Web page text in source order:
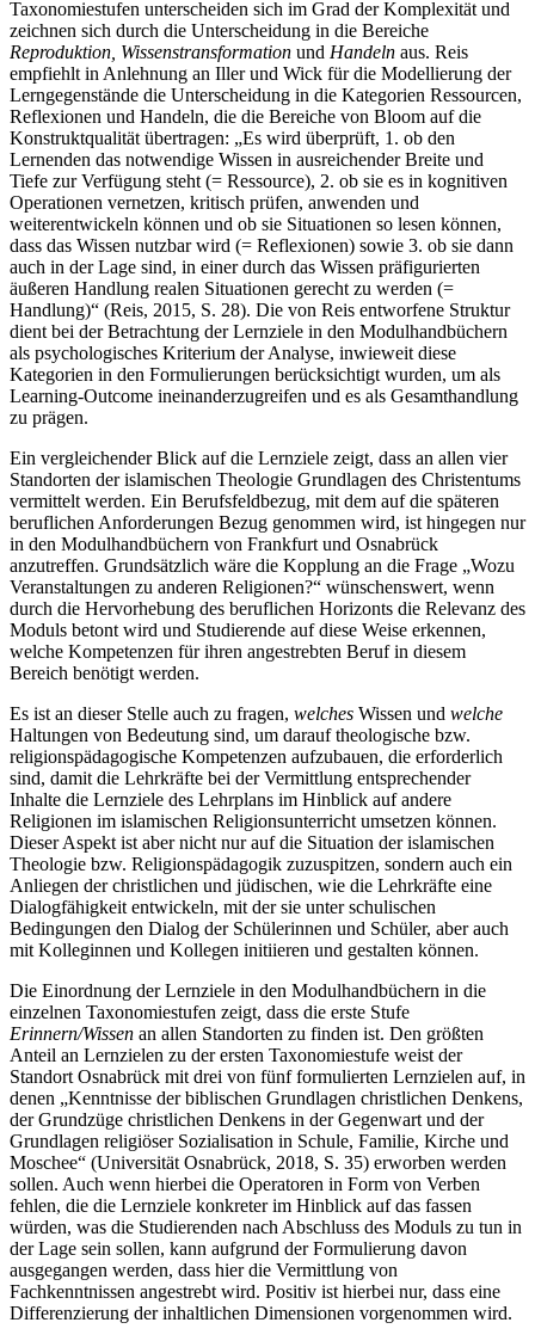
Taxonomiestufen unterscheiden sich im Grad der Komplexität und
zeichnen sich durch die Unterscheidung in die Bereiche
Reproduktion, Wissenstransformation und Handeln aus. Reis
empfiehlt in Anlehnung an Iller und Wick für die Modellierung der
Lerngegenstände die Unterscheidung in die Kategorien Ressourcen,
Reflexionen und Handeln, die die Bereiche von Bloom auf die
Konstruktqualität übertragen: „Es wird überprüft, 1. ob den
Lernenden das notwendige Wissen in ausreichender Breite und
Tiefe zur Verfügung steht (= Ressource), 2. ob sie es in kognitiven
Operationen vernetzen, kritisch prüfen, anwenden und
weiterentwickeln können und ob sie Situationen so lesen können,
dass das Wissen nutzbar wird (= Reflexionen) sowie 3. ob sie dann
auch in der Lage sind, in einer durch das Wissen präfigurierten
äußeren Handlung realen Situationen gerecht zu werden (=
Handlung)“ (Reis, 2015, S. 28). Die von Reis entworfene Struktur
dient bei der Betrachtung der Lernziele in den Modulhandbüchern
als psychologisches Kriterium der Analyse, inwieweit diese
Kategorien in den Formulierungen berücksichtigt wurden, um als
Learning-Outcome ineinanderzugreifen und es als Gesamthandlung
zu prägen.
Ein vergleichender Blick auf die Lernziele zeigt, dass an allen vier
Standorten der islamischen Theologie Grundlagen des Christentums
vermittelt werden. Ein Berufsfeldbezug, mit dem auf die späteren
beruflichen Anforderungen Bezug genommen wird, ist hingegen nur
in den Modulhandbüchern von Frankfurt und Osnabrück
anzutreffen. Grundsätzlich wäre die Kopplung an die Frage „Wozu
Veranstaltungen zu anderen Religionen?“ wünschenswert, wenn
durch die Hervorhebung des beruflichen Horizonts die Relevanz des
Moduls betont wird und Studierende auf diese Weise erkennen,
welche Kompetenzen für ihren angestrebten Beruf in diesem
Bereich benötigt werden.
Es ist an dieser Stelle auch zu fragen, welches Wissen und welche
Haltungen von Bedeutung sind, um darauf theologische bzw.
religionspädagogische Kompetenzen aufzubauen, die erforderlich
sind, damit die Lehrkräfte bei der Vermittlung entsprechender
Inhalte die Lernziele des Lehrplans im Hinblick auf andere
Religionen im islamischen Religionsunterricht umsetzen können.
Dieser Aspekt ist aber nicht nur auf die Situation der islamischen
Theologie bzw. Religionspädagogik zuzuspitzen, sondern auch ein
Anliegen der christlichen und jüdischen, wie die Lehrkräfte eine
Dialogfähigkeit entwickeln, mit der sie unter schulischen
Bedingungen den Dialog der Schülerinnen und Schüler, aber auch
mit Kolleginnen und Kollegen initiieren und gestalten können.
Die Einordnung der Lernziele in den Modulhandbüchern in die
einzelnen Taxonomiestufen zeigt, dass die erste Stufe
Erinnern/Wissen an allen Standorten zu finden ist. Den größten
Anteil an Lernzielen zu der ersten Taxonomiestufe weist der
Standort Os­nabrück mit drei von fünf formulierten Lernzielen auf, in
denen „Kenntnisse der biblischen Grundlagen christlichen Denkens,
der Grundzüge christlichen Denkens in der Gegenwart und der
Grundlagen religiöser Sozialisation in Schule, Familie, Kirche und
Moschee“ (Universität Osnabrück, 2018, S. 35) erworben werden
sollen. Auch wenn hierbei die Operatoren in Form von Verben
fehlen, die die Lernziele konkreter im Hinblick auf das fassen
würden, was die Studierenden nach Abschluss des Moduls zu tun in
der Lage sein sollen, kann aufgrund der Formulierung davon
ausgegangen werden, dass hier die Vermittlung von
Fachkenntnissen angestrebt wird. Positiv ist hierbei nur, dass eine
Differenzierung der inhaltlichen Dimensionen vorgenommen wird.